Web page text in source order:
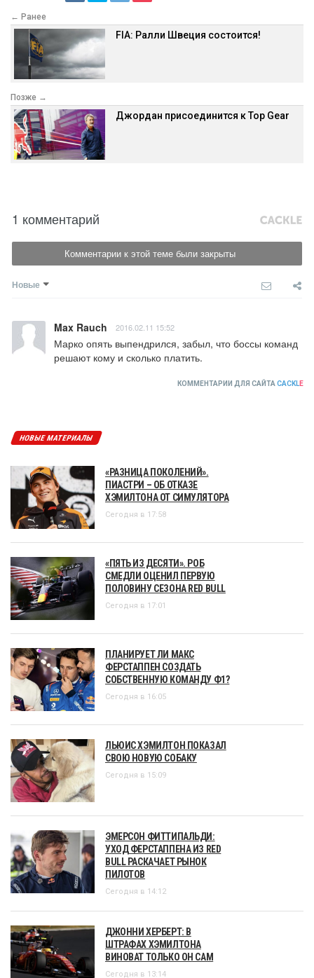
← Ранее
FIA: Ралли Швеция состоится!
Позже →
Джордан присоединится к Top Gear
1 комментарий
Комментарии к этой теме были закрыты
Новые
Max Rauch 2016.02.11 15:52
Марко опять выпендрился, забыл, что боссы команд
решают кому и сколько платить.
КОММЕНТАРИИ ДЛЯ САЙТА CACKLE
НОВЫЕ МАТЕРИАЛЫ
«РАЗНИЦА ПОКОЛЕНИЙ».
ПИАСТРИ – ОБ ОТКАЗЕ
ХЭМИЛТОНА ОТ СИМУЛЯТОРА
Сегодня в 17:58
«ПЯТЬ ИЗ ДЕСЯТИ». РОБ
СМЕДЛИ ОЦЕНИЛ ПЕРВУЮ
ПОЛОВИНУ СЕЗОНА RED BULL
Сегодня в 17:01
ПЛАНИРУЕТ ЛИ МАКС
ФЕРСТАППЕН СОЗДАТЬ
СОБСТВЕННУЮ КОМАНДУ Ф1?
Сегодня в 16:05
ЛЬЮИС ХЭМИЛТОН ПОКАЗАЛ
СВОЮ НОВУЮ СОБАКУ
Сегодня в 15:09
ЭМЕРСОН ФИТТИПАЛЬДИ:
УХОД ФЕРСТАППЕНА ИЗ RED
BULL РАСКАЧАЕТ РЫНОК
ПИЛОТОВ
Сегодня в 14:12
ДЖОННИ ХЕРБЕРТ: В
ШТРАФАХ ХЭМИЛТОНА
ВИНОВАТ ТОЛЬКО ОН САМ
Сегодня в 13:14